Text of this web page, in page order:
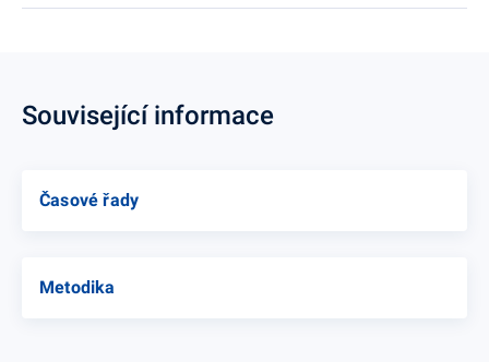
Související informace
Časové řady
Metodika